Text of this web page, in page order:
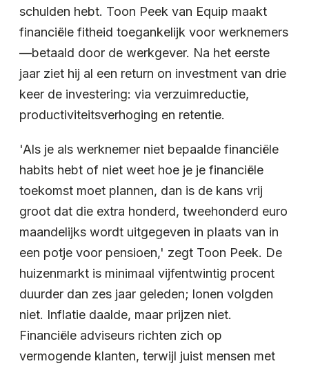
schulden hebt. Toon Peek van Equip maakt
financiële fitheid toegankelijk voor werknemers
—betaald door de werkgever. Na het eerste
jaar ziet hij al een return on investment van drie
keer de investering: via verzuimreductie,
productiviteitsverhoging en retentie.
'Als je als werknemer niet bepaalde financiële
habits hebt of niet weet hoe je je financiële
toekomst moet plannen, dan is de kans vrij
groot dat die extra honderd, tweehonderd euro
maandelijks wordt uitgegeven in plaats van in
een potje voor pensioen,' zegt Toon Peek. De
huizenmarkt is minimaal vijfentwintig procent
duurder dan zes jaar geleden; lonen volgden
niet. Inflatie daalde, maar prijzen niet.
Financiële adviseurs richten zich op
vermogende klanten, terwijl juist mensen met